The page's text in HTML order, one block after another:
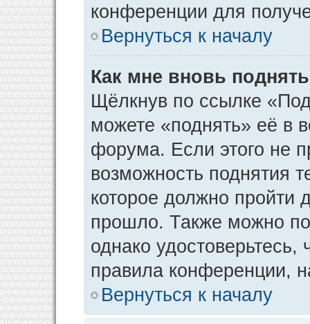
конференции для
Вернуться к началу
Как мне вновь
Щёлкнув по ссылке
можете «поднять» её в
форума. Если этого не
возможность поднятия
которое должно пройти
прошло. Также можно
однако
правила конференции,
Вернуться к началу